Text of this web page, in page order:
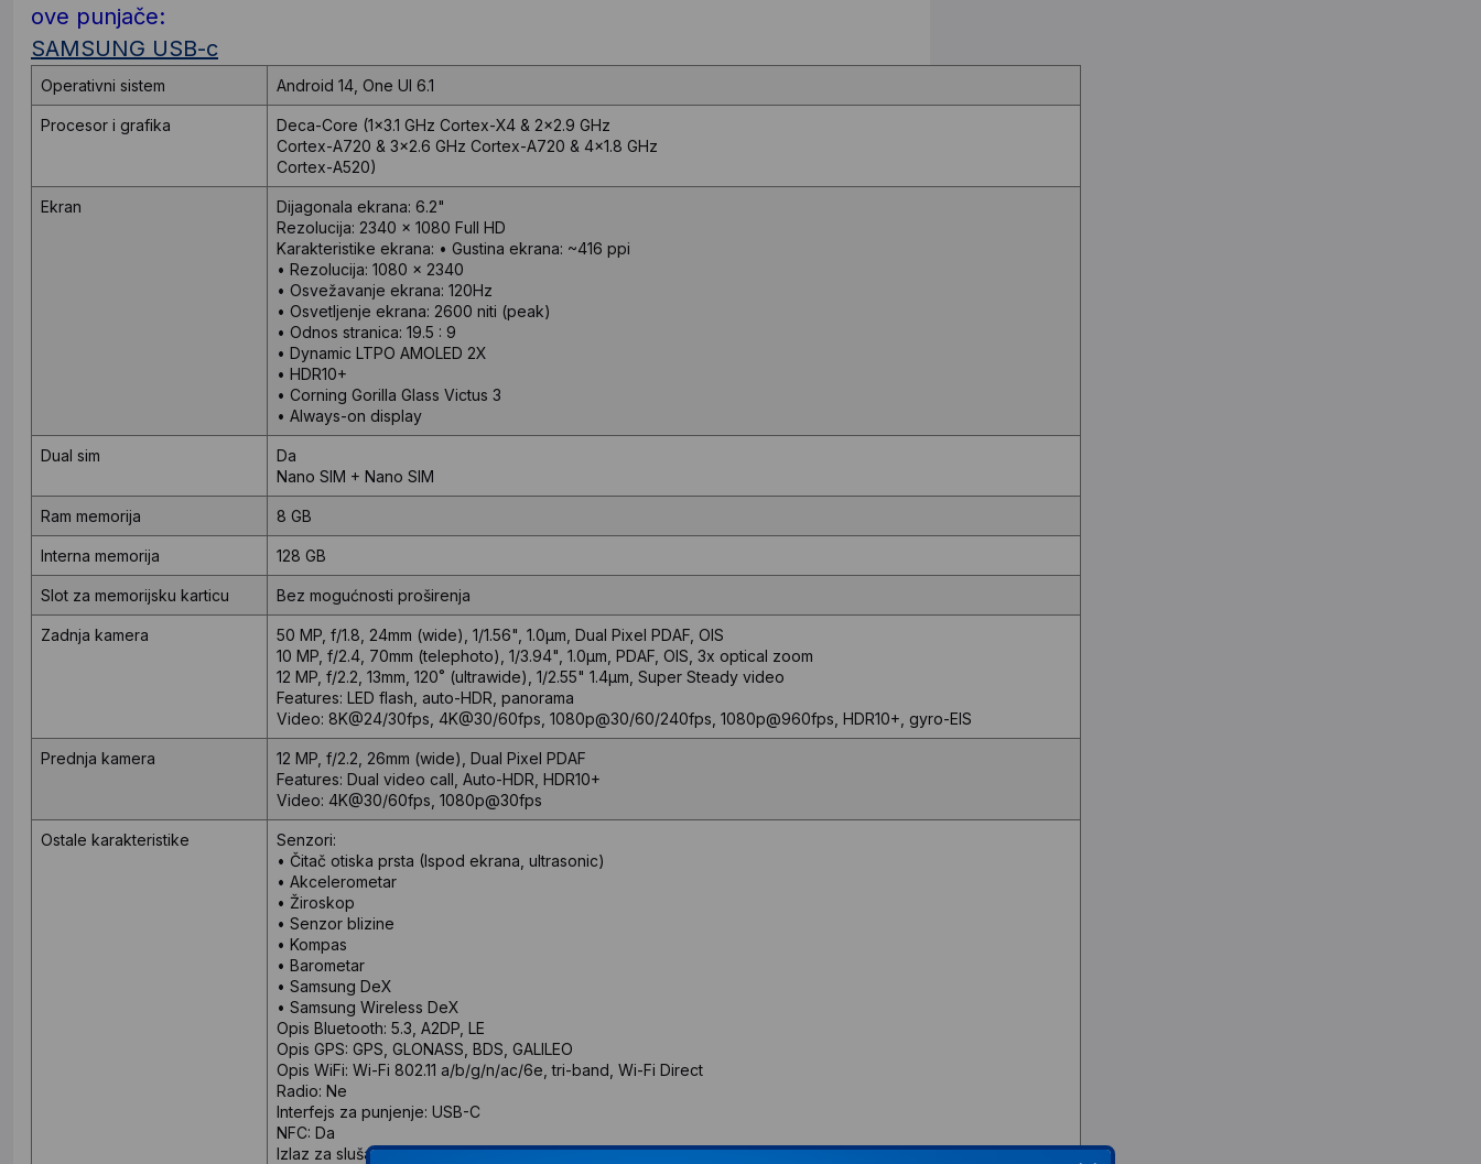
ove punjače:
SAMSUNG USB-c
Operativni sistem Android 14, One UI 6.1
Procesor i grafika
Deca-Core (1x3.1 GHz Cortex-X4 & 2x2.9 GHz
Cortex-A720 & 3x2.6 GHz Cortex-A720 & 4x1.8 GHz
Cortex-A520)
Ekran Dijagonala ekrana: 6.2"
Rezolucija: 2340 x 1080 Full HD
Karakteristike ekrana: • Gustina ekrana: ~416 ppi
• Rezolucija: 1080 x 2340
• Osvežavanje ekrana: 120Hz
• Osvetljenje ekrana: 2600 niti (peak)
• Odnos stranica: 19.5 : 9
• Dynamic LTPO AMOLED 2X
• HDR10+
• Corning Gorilla Glass Victus 3
• Always-on display
Dual sim
Da
Nano SIM + Nano SIM
Ram memorija 8 GB
Interna memorija 128 GB
Slot za memorijsku karticu Bez mogućnosti proširenja
Zadnja kamera
50 MP, f/1.8, 24mm (wide), 1/1.56", 1.0µm, Dual Pixel PDAF, OIS
10 MP, f/2.4, 70mm (telephoto), 1/3.94", 1.0µm, PDAF, OIS, 3x optical zoom
12 MP, f/2.2, 13mm, 120˚ (ultrawide), 1/2.55" 1.4µm, Super Steady video
Features: LED flash, auto-HDR, panorama
Video: 8K@24/30fps, 4K@30/60fps, 1080p@30/60/240fps, 1080p@960fps, HDR10+, gyro-EIS
Prednja kamera
12 MP, f/2.2, 26mm (wide), Dual Pixel PDAF
Features: Dual video call, Auto-HDR, HDR10+
Video: 4K@30/60fps, 1080p@30fps
Ostale karakteristike
Senzori:
• Čitač otiska prsta (Ispod ekrana, ultrasonic)
• Akcelerometar
• Žiroskop
• Senzor blizine
• Kompas
• Barometar
• Samsung DeX
• Samsung Wireless DeX
Opis Bluetooth: 5.3, A2DP, LE
Opis GPS: GPS, GLONASS, BDS, GALILEO
Opis WiFi: Wi-Fi 802.11 a/b/g/n/ac/6e, tri-band, Wi-Fi Direct
Radio: Ne
Interfejs za punjenje: USB-C
NFC: Da
Izlaz za slušalice: Ne